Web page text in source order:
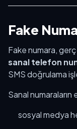
Fake
Fake numara,
sanal telefon
SMS doğrulama
Sanal numaraların
sosyal medya